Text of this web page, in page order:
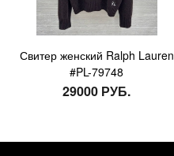
Свитер женский Ralph Lauren
#PL-79748
29000 РУБ.